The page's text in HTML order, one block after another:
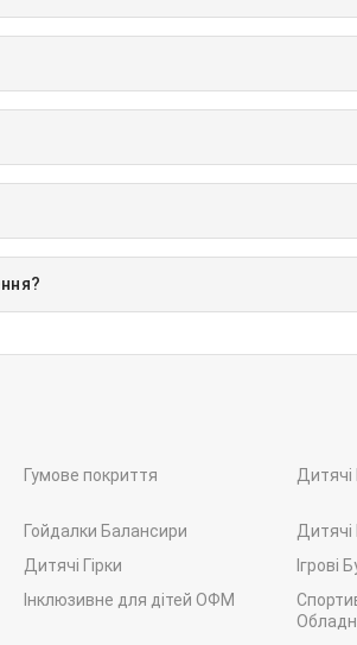
Гумове покриття Дитячі
Гойдалки Балансири
Дитячі
Дитячі Гірки
Інклюзивне для дітей ОФМ